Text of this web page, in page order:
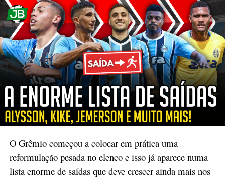
O Grêmio começou a colocar em prática uma
reformulação pesada no elenco e isso já aparece numa
lista enorme de saídas que deve crescer ainda mais nos